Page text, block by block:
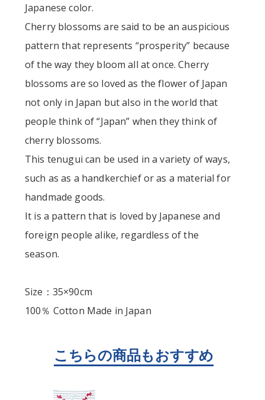
Japanese color.
Cherry blossoms are said to be an auspicious
pattern that represents “prosperity” because
of the way they bloom all at once. Cherry
blossoms are so loved as the flower of Japan
not only in Japan but also in the world that
people think of “Japan” when they think of
cherry blossoms.
This tenugui can be used in a variety of ways,
such as as a handkerchief or as a material for
handmade goods.
It is a pattern that is loved by Japanese and
foreign people alike, regardless of the
season.
Size：35×90cm
100％ Cotton Made in Japan